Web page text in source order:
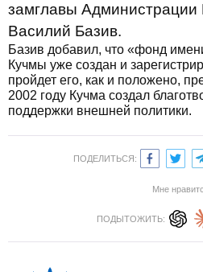
замглавы Администрации
Василий Базив.
Базив добавил, что «фонд
Кучмы уже создан и
пройдет его, как и положено,
2002 году Кучма создал
поддержки внешней политики.
ПОДЕЛИТЬСЯ:
Мне
ПОДЫТОЖИТЬ: